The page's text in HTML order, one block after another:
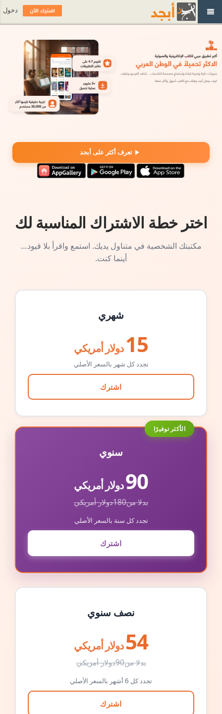
تعرف أكثر على أبجد
اختر خطة الاشتراك المناسبة لك
مكتبتك الشخصية في متناول يديك. استمع واقرأ بلا قيود…
أينما كنت.
شهري
15 دولار أمريكي
تجدد كل شهر بالسعر الأصلي
اشترك
الأكثر توفيرًا
سنوي
90دولار أمريكي
بدلا من180دولار أمريكي
تجدد كل سنة بالسعر الأصلي
اشترك
نصف سنوي
54 دولار أمريكي
بدلا من90دولار أمريكي
تجدد كل 6 أشهر بالسعر الأصلي
اشترك
اشترك الآن دخول